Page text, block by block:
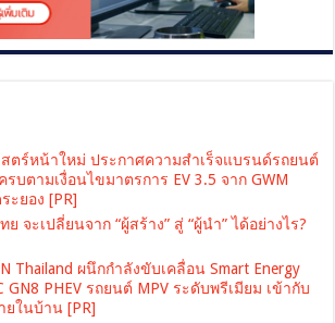
สตร์หน้าใหม่ ประกาศความสำเร็จแบรนด์รถยนต์
บตามเงื่อนไขมาตรการ EV 3.5 จาก GWM
ะยอง [PR]
จะเปลี่ยนจาก “ผู้สร้าง” สู่ “ผู้นำ” ได้อย่างไร?
Thailand ผนึกกำลังขับเคลื่อน Smart Energy
GN8 PHEV รถยนต์ MPV ระดับพรีเมียม เข้ากับ
ยในบ้าน [PR]